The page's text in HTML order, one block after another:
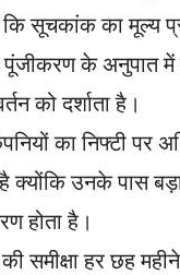
कि सूचकांक का मूल्य
पूंजीकरण के अनुपात
को दर्शाता है।
का निफ्टी पर
क्योंकि उनके पास
होता है।
की समीक्षा हर छह